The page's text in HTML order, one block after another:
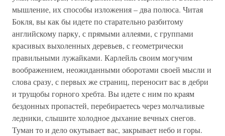
мышление, их способы изложения – два полюса. Читая
Бокля, вы как бы идете по старательно разбитому
английскому парку, с прямыми аллеями, с группами
красивых выхоленных деревьев, с геометрически
правильными лужайками. Карлейль своим могучим
воображением, неожиданными оборотами своей мысли и
слова сразу, с первых же страниц, переносит вас в дебри
и трущобы горного хребта. Вы идете с ним по краям
бездонных пропастей, перебираетесь через молчаливые
ледники, слышите холодное дыхание вечных снегов.
Туман то и дело окутывает вас, закрывает небо и горы.